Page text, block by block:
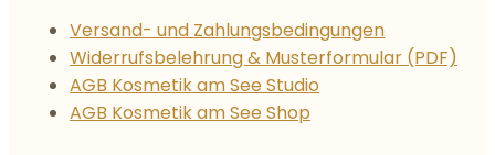
Versand- und Zahlungsbedingungen
Widerrufsbelehrung & Musterformular (PDF)
AGB Kosmetik am See Studio
AGB Kosmetik am See Shop